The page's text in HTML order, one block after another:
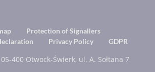
400 Otwock-Świerk, ul. A. Sołtana 7
Protection of Signallers
Privacy Policy GDPR